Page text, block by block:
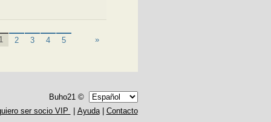
2 3 4 5 »
Buho21 ©
ser socio VIP
Ayuda| Contacto